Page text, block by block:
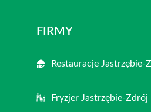
FIRMY
Restauracje Jastrzębie-
Fryzjer Jastrzębie-Zdrój